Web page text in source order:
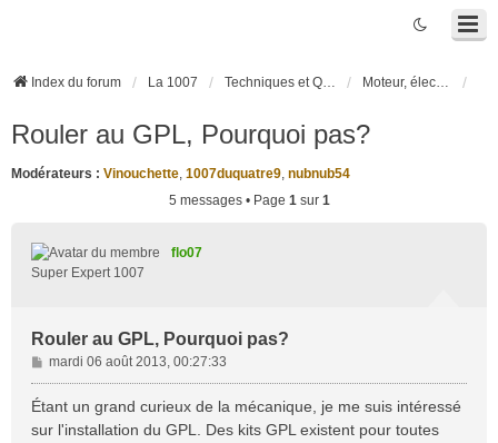
Index du forum La 1007 Techniques et Questions Moteur, électronique moteur, boîte robotisée 2-Tronic
Rouler au GPL, Pourquoi pas?
Modérateurs : Vinouchette, 1007duquatre9, nubnub54
5 messages • Page 1sur 1
flo07
Super Expert 1007
Rouler au GPL, Pourquoi pas?
M
e
s
mardi 06 août 2013, 00:27:33
Étant un grand curieux de la mécanique, je me suis intéressé
sur l'installation du GPL. Des kits GPL existent pour toutes